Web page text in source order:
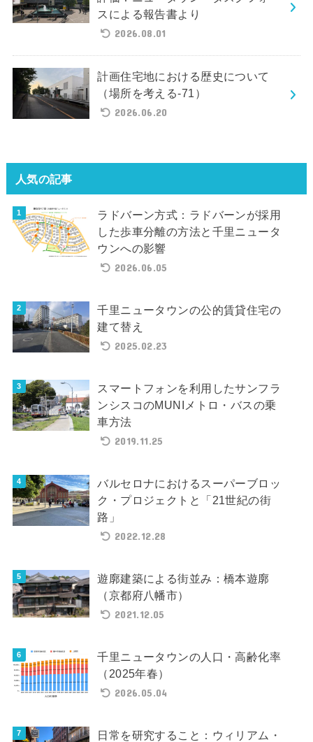
スによる報告書より
2026.08.01
計画住宅地における歴史について
（場所を考える-71）
2026.06.20
人気の記事
ラドバーン方式：ラドバーンが採用
した歩車分離の方法と千里ニュータ
ウンへの影響
2026.06.05
千里ニュータウンの公的賃貸住宅の
建て替え
2025.02.23
スマートフォンを利用したサンフラ
ンシスコのMUNIメトロ・バスの乗
車方法
2019.11.25
バルセロナにおけるスーパーブロッ
ク・プロジェクトと「21世紀の街
路」
2022.12.28
遊廓建築による街並み：橋本遊廓
（京都府八幡市）
2021.12.05
千里ニュータウンの人口・高齢化率
（2025年春）
2026.05.04
日常を研究すること：ウィリアム・